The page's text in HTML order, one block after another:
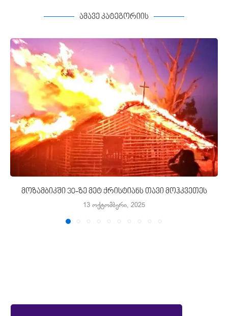
ამავე კატეგორიის
მოზამბიკში 30-ზე მეტ ქრისტიანს თავი მოჰკვეთეს
13 ოქტომბერი, 2025